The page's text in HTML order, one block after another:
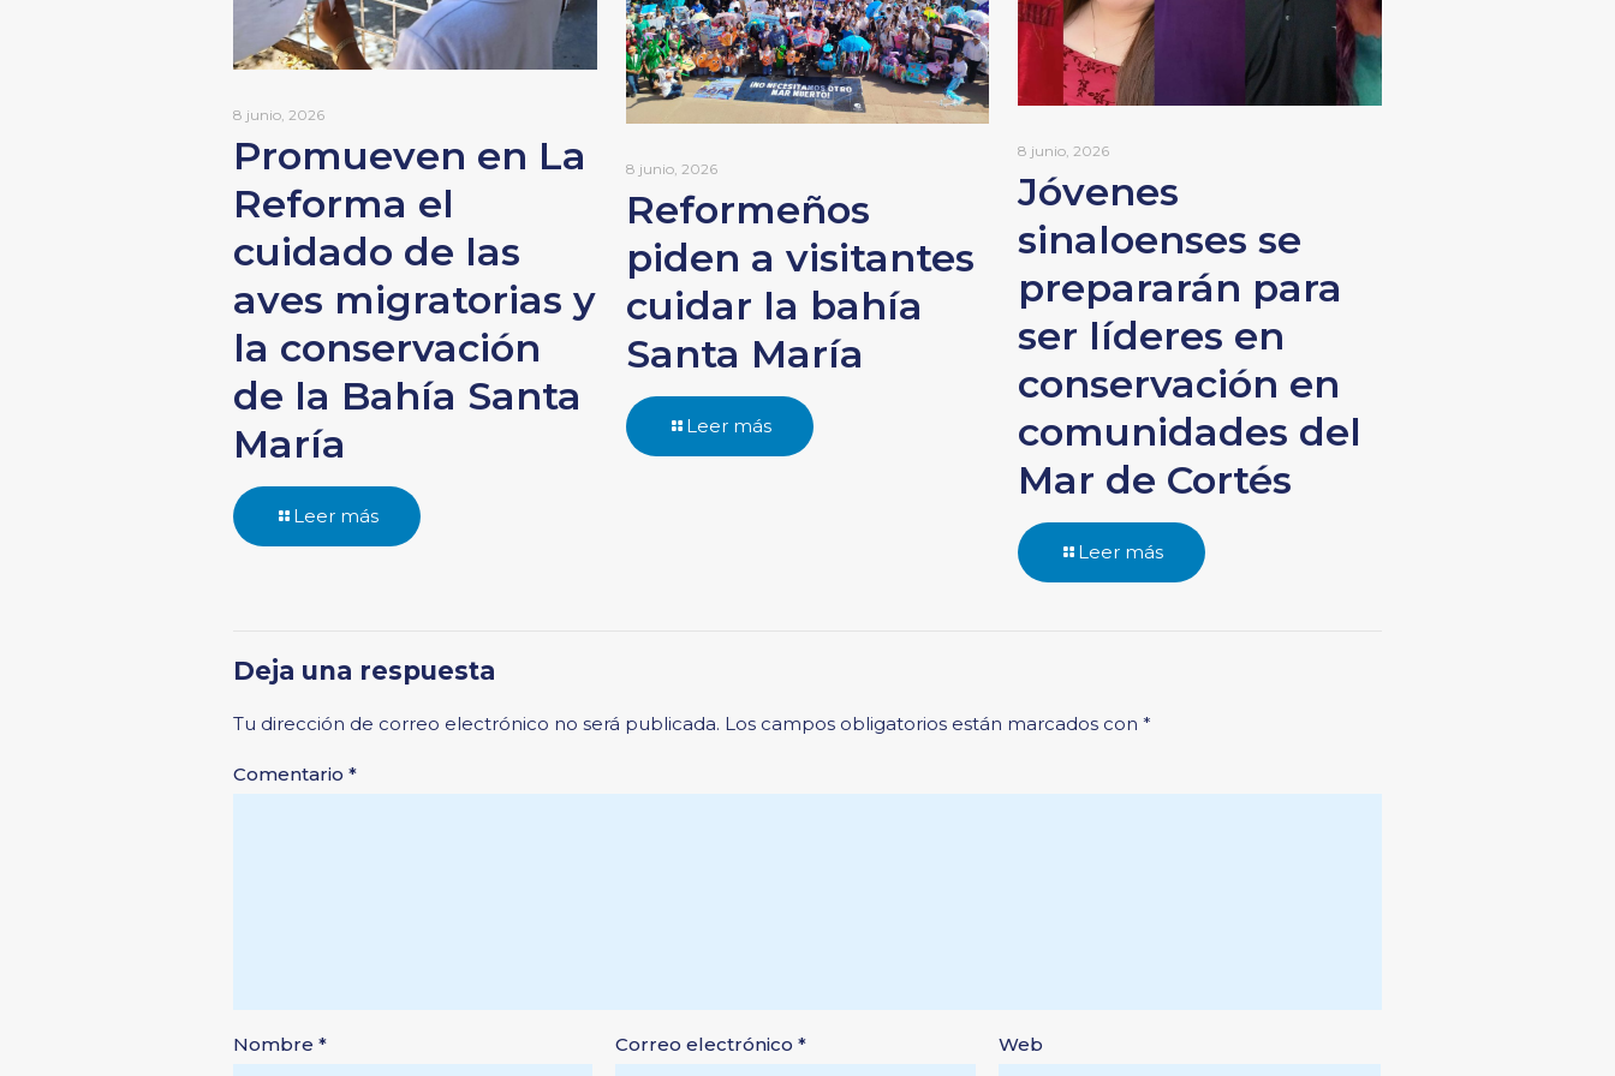
8 junio, 2026
Promueven en La
Reforma el
cuidado de las
aves migratorias y
la conservación
de la Bahía Santa
María
Leer más
8 junio, 2026
Reformeños
piden a visitantes
cuidar la bahía
Santa María
Leer más
8 junio, 2026
Jóvenes
sinaloenses se
prepararán para
ser líderes en
conservación en
comunidades del
Mar de Cortés
Leer más
Deja una respuesta
Tu dirección de correo electrónico no será publicada. Los campos obligatorios están marcados con *
Comentario *
Nombre * Correo electrónico* Web